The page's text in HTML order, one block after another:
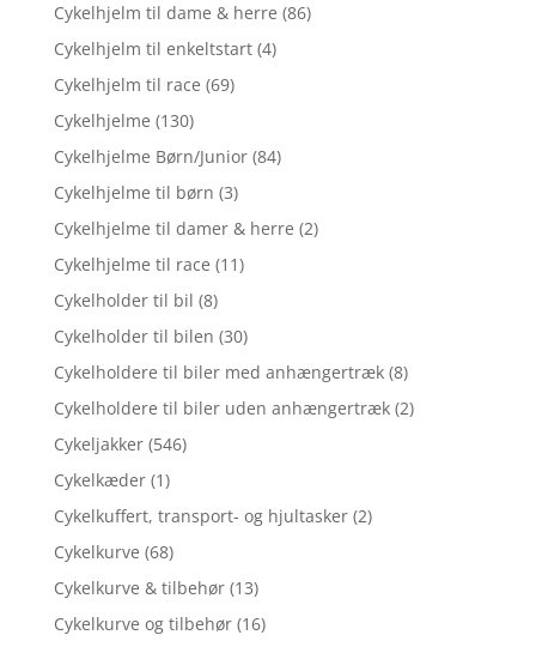
Cykelhjelm til dame & herre (86)
Cykelhjelm til enkeltstart (4)
Cykelhjelm til race (69)
Cykelhjelme (130)
Cykelhjelme Børn/Junior (84)
Cykelhjelme til børn (3)
Cykelhjelme til damer & herre (2)
Cykelhjelme til race (11)
Cykelholder til bil (8)
Cykelholder til bilen (30)
Cykelholdere til biler med anhængertræk (8)
Cykelholdere til biler uden anhængertræk (2)
Cykeljakker (546)
Cykelkæder (1)
Cykelkuffert, transport- og hjultasker (2)
Cykelkurve (68)
Cykelkurve & tilbehør (13)
Cykelkurve og tilbehør (16)